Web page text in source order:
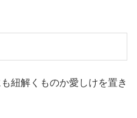
紐解くものか愛しけを置き